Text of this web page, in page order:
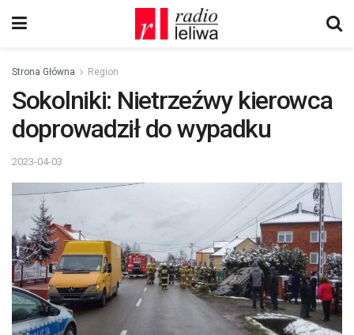
Strona Główna Region
Sokolniki: Nietrzeźwy kierowca
doprowadził do wypadku
2023-04-03